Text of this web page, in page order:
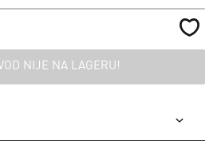
NIJE NA LAGERU!